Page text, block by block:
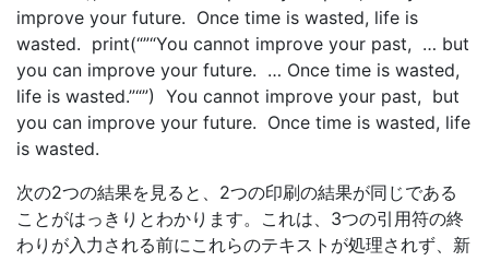
improve your future. Once time is wasted, life is
wasted. print(“”“You cannot improve your past, … but
you can improve your future. … Once time is wasted,
life is wasted.”“”) You cannot improve your past, but
you can improve your future. Once time is wasted, life
is wasted.
次の2つの結果を見ると、2つの印刷の結果が同じである
ことがはっきりとわかります。これは、3つの引用符の終
わりが入力される前にこれらのテキストが処理されず、新